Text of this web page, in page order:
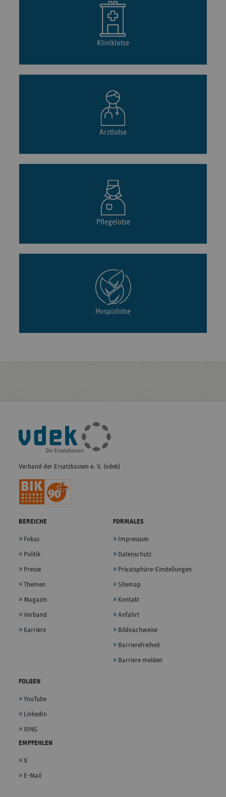
Kliniklotse
Arztlotse
Pflegelotse
Hospizlotse
Fußleisten-
Navigation
Verband der Ersatzkassen e. V. (vdek)
BEREICHE
Fokus
Politik
Presse
Themen
Magazin
Verband
Karriere
FORMALES
Impressum
Datenschutz
Privatsphäre-Einstellungen
Sitemap
Kontakt
Anfahrt
Bildnachweise
Barrierefreiheit
Barriere melden
FOLGEN
YouTube
LinkedIn
XING
EMPFEHLEN
X
E-Mail